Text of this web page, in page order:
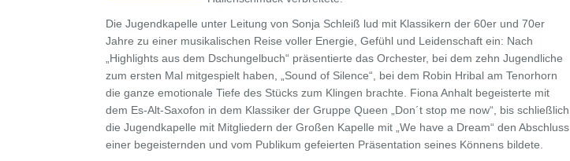
Die Jugendkapelle unter Leitung von Sonja Schleiß lud mit Klassikern der 60er und 70er
Jahre zu einer musikalischen Reise voller Energie, Gefühl und Leidenschaft ein: Nach
„Highlights aus dem Dschungelbuch“ präsentierte das Orchester, bei dem zehn Jugendliche
zum ersten Mal mitgespielt haben, „Sound of Silence“, bei dem Robin Hribal am Tenorhorn
die ganze emotionale Tiefe des Stücks zum Klingen brachte. Fiona Anhalt begeisterte mit
dem Es-Alt-Saxofon in dem Klassiker der Gruppe Queen „Don´t stop me now“, bis schließlich
die Jugendkapelle mit Mitgliedern der Großen Kapelle mit „We have a Dream“ den Abschluss
einer begeisternden und vom Publikum gefeierten Präsentation seines Könnens bildete.